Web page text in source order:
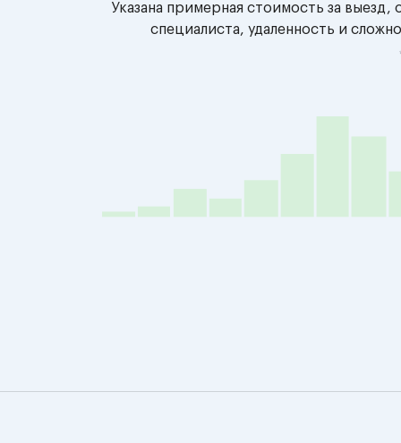
Указана примерная стоимость за
специалиста, удаленность и